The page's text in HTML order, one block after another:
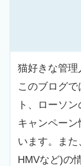
猫好きな管理
このブログ
ト、ローソ
キャンペー
います。ま
HMVなど)の